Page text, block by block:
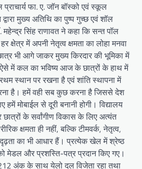
फा. ए. जॉन बॉस्‍को एवं स्‍कूल
मुख्य अतिथि का पुष्‍प गुच्‍छ एवं शॉल
सिंह राणावत ने कहा कि सन्‍त पॉल
क्षेत्र में अपनी नेतृत्‍व क्षमता का लोहा मनवा
भी आगे जाकर मुख्‍य किरदार की भूमिका में
में कल का भविष्‍य आज के छात्रों के हाथ में
स्‍थान पर रखना है एवं शांति स्‍थापना में
है। हमें वही सब कुछ करना है जिससे देश
मोबाईल से दूरी बनानी होगी। विद्यालय
छात्रों के सर्वांगीण विकास के लिए अत्यंत
क्षमता ही नहीं, बल्कि टीमवर्क, नेतृत्व,
दृढ़ता का भी आधार हैं। प्रत्येक खेल में श्रेष्ठ
मेडल और प्रशस्ति-पत्र प्रदान किए गए।
212 अंक के साथ येलो दल विजेता रहा तथा